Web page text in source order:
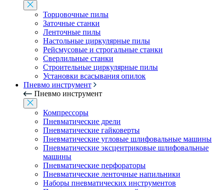
Торцовочные пилы
Заточные станки
Ленточные пилы
Настольные циркулярные пилы
Рейсмусовые и строгальные станки
Сверлильные станки
Строительные циркулярные пилы
Установки всасывания опилок
Пневмо инструмент
Пневмо инструмент
Компрессоры
Пневматические дрели
Пневматические гайковерты
Пневматические угловые шлифовальные машины
Пневматические эксцентриковые шлифовальные
машины
Пневматические перфораторы
Пневматические ленточные напильники
Наборы пневматических инструментов